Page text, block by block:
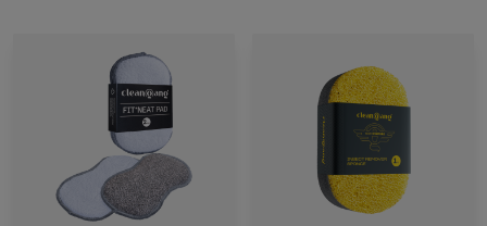
Spülzubehör
Autopflege
Innenraum | Cockpit
Außen | Lack
Felgen | Reifen |
Autodüfte